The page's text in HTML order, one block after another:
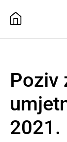
Poziv
2021.